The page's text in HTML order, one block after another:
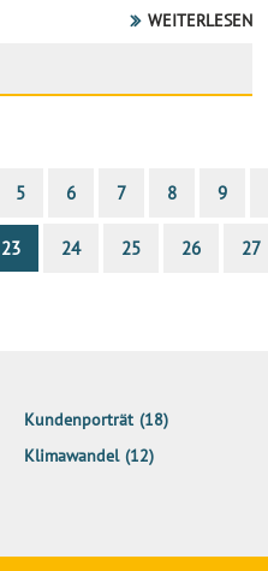
WEITERLESEN
5 6 7 8 9
23 24 25 26 27
Kundenporträt (18)
Klimawandel (12)